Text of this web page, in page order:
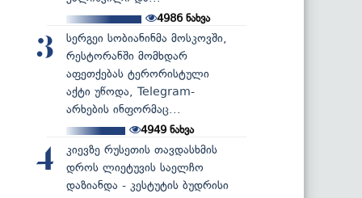
4986ნახვა
3
სერგეი სობიანინმა მოსკოვში,
რესტორანში მომხდარ
აფეთქებას ტერორისტული
აქტი უწოდა, Telegram-
არხების ინფორმაც...
4949ნახვა
4
კიევზე რუსეთის თავდასხმის
დროს ლიეტუვის საელჩო
დაზიანდა - კესტუტის ბუდრისი